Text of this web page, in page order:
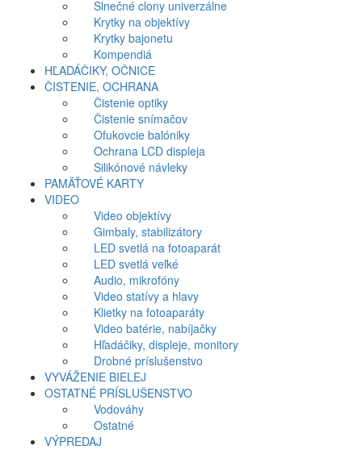
Slnečné clony univerzálne
Krytky na objektívy
Krytky bajonetu
Kompendiá
HĽADÁČIKY, OČNICE
ČISTENIE, OCHRANA
Čistenie optiky
Čistenie snímačov
Ofukovcie balóniky
Ochrana LCD displeja
Silikónové návleky
PAMÄŤOVÉ KARTY
VIDEO
Video objektívy
Gimbaly, stabilizátory
LED svetlá na fotoaparát
LED svetlá veľké
Audio, mikrofóny
Video statívy a hlavy
Klietky na fotoaparáty
Video batérie, nabíjačky
Hľadáčiky, displeje, monitory
Drobné príslušenstvo
VYVÁŽENIE BIELEJ
OSTATNÉ PRÍSLUŠENSTVO
Vodováhy
Ostatné
VÝPREDAJ